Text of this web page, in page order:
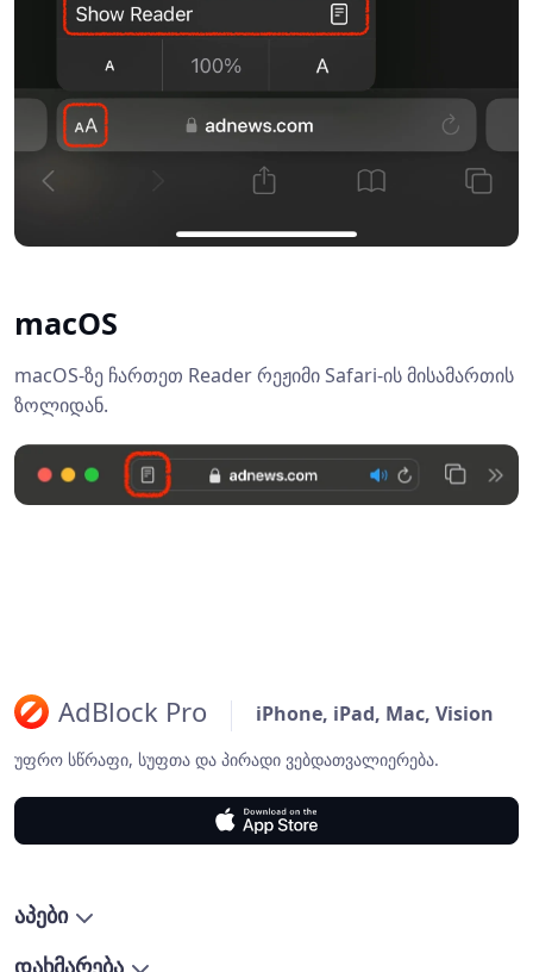
macOS
macOS-ზე ჩართეთ Reader რეჟიმი Safari-ის მისამართის
ზოლიდან.
AdBlock Pro iPhone, iPad, Mac, Vision
უფრო სწრაფი, სუფთა და პირადი ვებდათვალიერება.
აპები